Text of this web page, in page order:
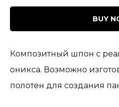
BUY
Композитный шпон с
оникса. Возможно
полотен для создания